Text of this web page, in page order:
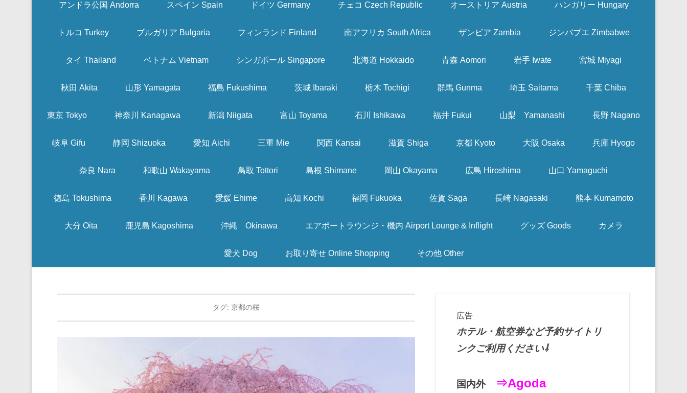
アンドラ公国 Andorra スペイン Spain ドイツ Germany チェコ Czech Republic オーストリア Austria ハンガリー Hungary
トルコ Turkey ブルガリア Bulgaria フィンランド Finland 南アフリカ South Africa ザンビア Zambia ジンバブエ Zimbabwe
タイ Thailand ベトナム Vietnam シンガポール Singapore 北海道 Hokkaido 青森 Aomori 岩手 Iwate 宮城 Miyagi
秋田 Akita 山形 Yamagata 福島 Fukushima 茨城 Ibaraki 栃木 Tochigi 群馬 Gunma 埼玉 Saitama 千葉 Chiba
東京 Tokyo 神奈川 Kanagawa 新潟 Niigata 富山 Toyama 石川 Ishikawa 福井 Fukui 山梨 Yamanashi 長野 Nagano
岐阜 Gifu 静岡 Shizuoka 愛知 Aichi 三重 Mie 関西 Kansai 滋賀 Shiga 京都 Kyoto 大阪 Osaka 兵庫 Hyogo
奈良 Nara 和歌山 Wakayama 鳥取 Tottori 島根 Shimane 岡山 Okayama 広島 Hiroshima 山口 Yamaguchi
徳島 Tokushima 香川 Kagawa 愛媛 Ehime 高知 Kochi 福岡 Fukuoka 佐賀 Saga 長崎 Nagasaki 熊本 Kumamoto
大分 Oita 鹿児島 Kagoshima 沖縄 Okinawa エアポートラウンジ・機内 Airport Lounge & Inflight グッズ Goods カメラ
愛犬 Dog お取り寄せ Online Shopping その他 Other
タグ: 京都の桜
広告
ホテル・航空券など予約サイトリ
ンクご利用ください⇩
国内外 ⇒Agoda